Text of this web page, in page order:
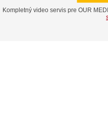
Kompletný video servis pre OUR